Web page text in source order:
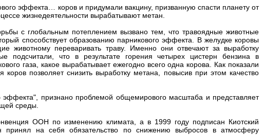
эффекта… коров и придумали вакцину, призванную спасти планету от
жизнедеятельности вырабатывают метан.
с глобальным потеплением вызвано тем, что травоядные животные
способствует образованию парникового эффекта. В желудке коровы
животному переваривать траву. Именно они отвечают за выработку
подсчитали, что в результате горения четырех цистерн бензина в
газа, какое вырабатывает ежегодно всего одна корова. Как показали
позволяет снизить выработку метана, повысив при этом качество
признано проблемой общемирового масштаба и представляет
среды.
ООН по изменению климата, а в 1999 году подписан Киотский
принял на себя обязательство по снижению выбросов в атмосферу